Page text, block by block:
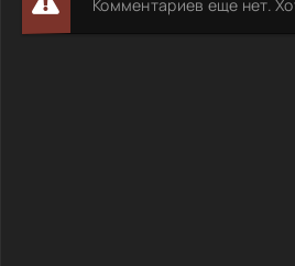
Комментариев еще нет.